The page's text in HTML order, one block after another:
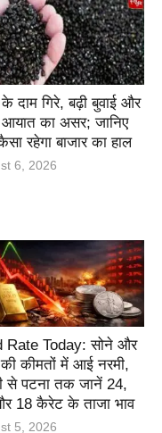
दाम गिरे, बढ़ी बुवाई और
का असर; जानिए
रहेगा बाजार का हाल
6, 2026
Rate Today: सोने और
की कीमतों में आई नरमी,
से पटना तक जानें 24,
18 कैरेट के ताजा भाव
5, 2026